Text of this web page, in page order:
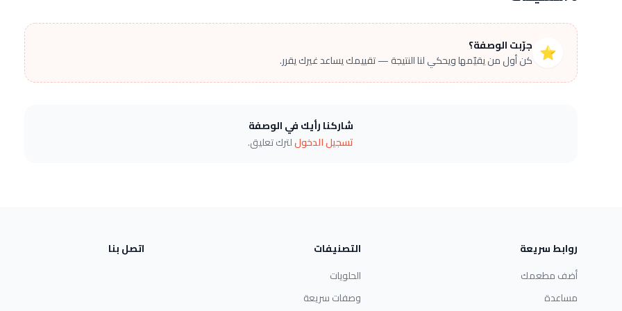
⭐ جرّبت الوصفة؟
كن أول من يقيّمها ويحكي لنا النتيجة — تقييمك يساعد غيرك يقرر.
شاركنا رأيك في الوصفة
تسجيل الدخوللترك تعليق.
روابط سريعة
أضف مطعمك
مساعدة
التصنيفات
الحلويات
وصفات سريعة
اتصل بنا